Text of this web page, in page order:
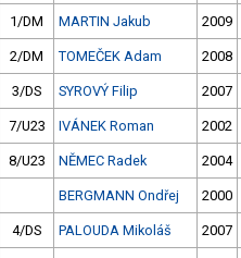
1/DM MARTIN Jakub 2009
2/DM TOMEČEK Adam 2008
3/DS SYROVÝ Filip 2007
7/U23 IVÁNEK Roman 2002
8/U23 NĚMEC Radek 2004
BERGMANN Ondřej 2000
4/DS PALOUDA Mikoláš 2007